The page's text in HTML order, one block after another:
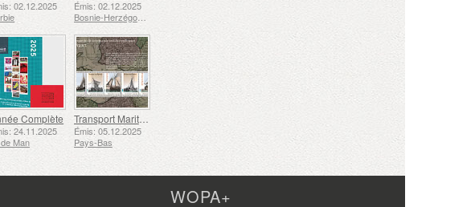
02.12.2025
Émis: 02.12.2025
Bosnie-Herzégovine - République de Srpska
Complète
24.11.2025
Man
Transport Maritime aux XVIIe et XVIIIe Siècles – Transport de Tourbe
Émis: 05.12.2025
Pays-Bas
WOPA+